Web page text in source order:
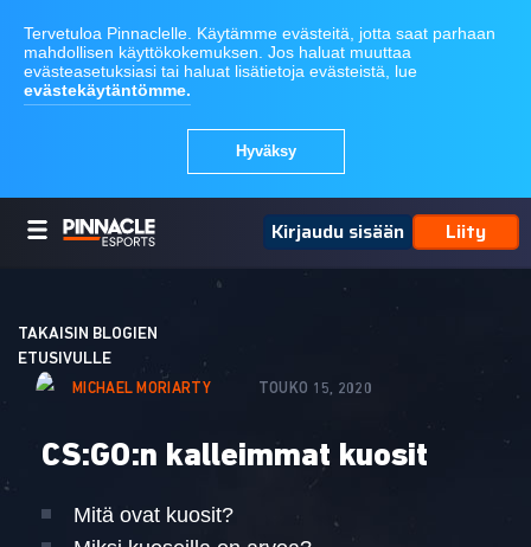
Kirjaudu sisään Liity
TAKAISIN BLOGIEN
ETUSIVULLE
MICHAEL MORIARTY TOUKO 15, 2020
CS:GO:n kalleimmat kuosit
Mitä ovat kuosit?